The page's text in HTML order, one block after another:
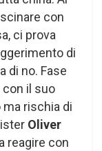
con
ci prova
di
di no. Fase
con il suo
ma rischia di
Oliver
reagire con